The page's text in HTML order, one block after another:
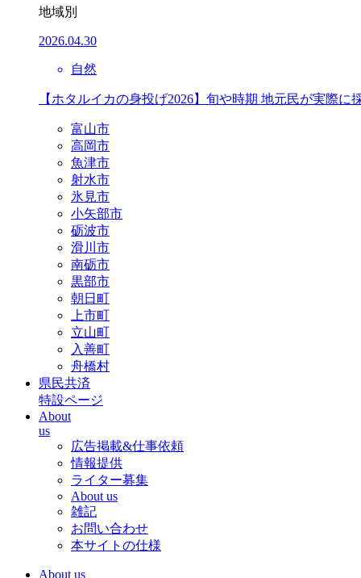
地域別
2026.04.30
自然
【ホタルイカの身投げ2026】旬や時期 地元民が実際に
富山市
高岡市
魚津市
射水市
氷見市
小矢部市
砺波市
滑川市
南砺市
黒部市
朝日町
上市町
立山町
入善町
舟橋村
県民共済
特設ページ
About
us
広告掲載&仕事依頼
情報提供
ライター募集
About us
雑記
お問い合わせ
本サイトの仕様
About us